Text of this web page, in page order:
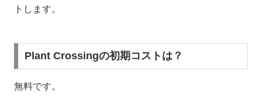
トします。
Plant Crossingの初期コストは？
無料です。